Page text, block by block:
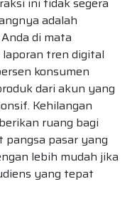
adalah
di mata
tren digital
konsumen
dari akun yang
Kehilangan
ruang bagi
pasar yang
lebih mudah jika
yang tepat